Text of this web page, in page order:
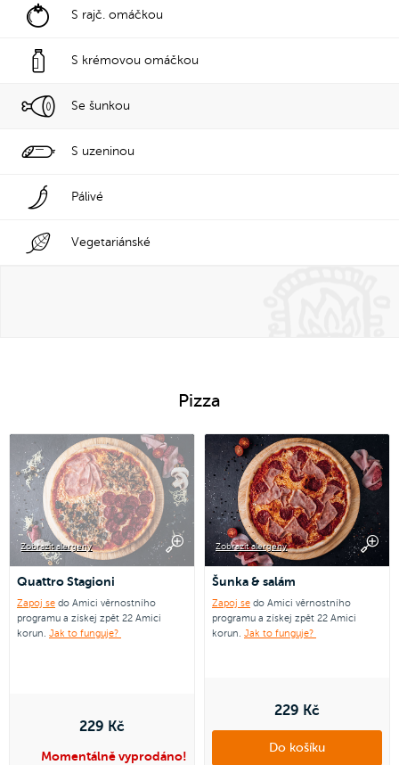
S rajč. omáčkou
S krémovou omáčkou
Se šunkou
S uzeninou
Pálivé
Vegetariánské
Pizza
Zobrazit alergeny
Quattro Stagioni
Zapoj se do Amici věrnostního
programu a získej zpět 22 Amici
korun. Jak to funguje?
229 Kč
Momentálně vyprodáno!
Zobrazit alergeny
Šunka & salám
Zapoj se do Amici věrnostního
programu a získej zpět 22 Amici
korun. Jak to funguje?
229 Kč
Do košíku